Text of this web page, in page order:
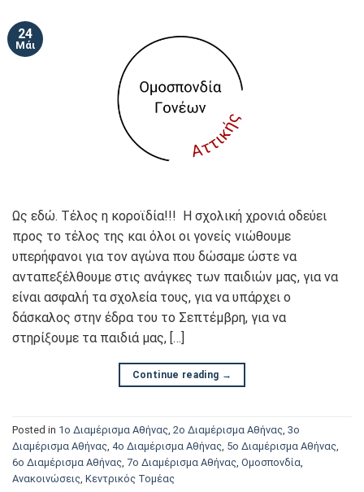
24
Μάι
Ως εδώ. Τέλος η κοροϊδία!!! Η σχολική χρονιά οδεύει
προς το τέλος της και όλοι οι γονείς νιώθουμε
υπερήφανοι για τον αγώνα που δώσαμε ώστε να
ανταπεξέλθουμε στις ανάγκες των παιδιών μας, για να
είναι ασφαλή τα σχολεία τους, για να υπάρχει ο
δάσκαλος στην έδρα του το Σεπτέμβρη, για να
στηρίξουμε τα παιδιά μας, […]
Continue reading →
Posted in 1ο Διαμέρισμα Αθήνας, 2ο Διαμέρισμα Αθήνας, 3ο
Διαμέρισμα Αθήνας, 4ο Διαμέρισμα Αθήνας, 5ο Διαμέρισμα Αθήνας,
6ο Διαμέρισμα Αθήνας, 7ο Διαμέρισμα Αθήνας, Oμοσπονδία,
Ανακοινώσεις, Κεντρικός Τομέας